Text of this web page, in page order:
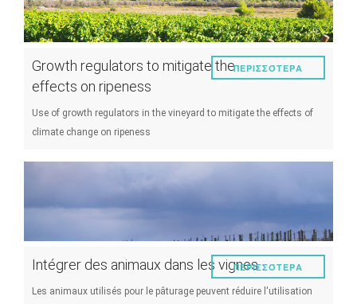
Growth regulators to mitigate the
effects on ripeness
Use of growth regulators in the vineyard to mitigate the effects of
climate change on ripeness
ΠΕΡΙΣΣΌΤΕΡΑ
Intégrer des animaux dans les vignes
Les animaux utilisés pour le pâturage peuvent réduire l'utilisation
ΠΕΡΙΣΣΌΤΕΡΑ